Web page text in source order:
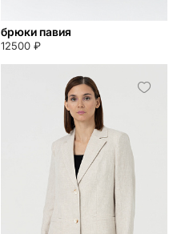
брюки павия
12500 ₽